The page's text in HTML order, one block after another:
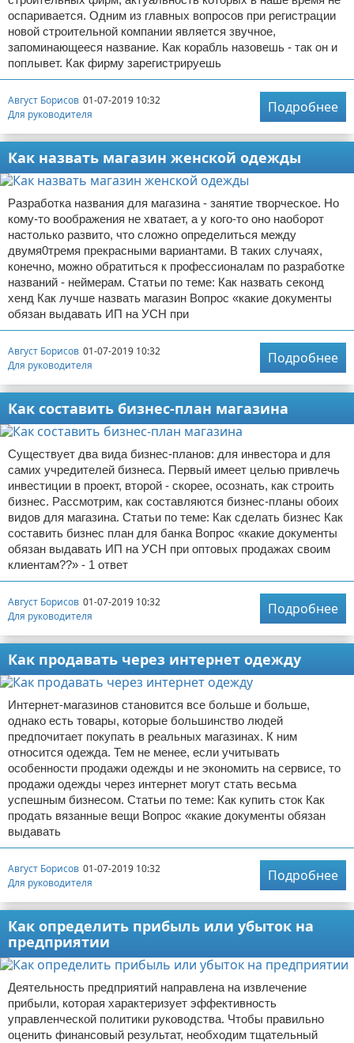
оспаривается. Одним из главных вопросов при регистрации
новой строительной компании является звучное,
запоминающееся название. Как корабль назовешь - так он и
поплывет. Как фирму зарегистрируешь
Август Борисов 01-07-2019 10:32
Для руководителя
Подробнее
Как назвать магазин женской одежды
Разработка названия для магазина - занятие творческое. Но
кому-то воображения не хватает, а у кого-то оно наоборот
настолько развито, что сложно определиться между
двумя0тремя прекрасными вариантами. В таких случаях,
конечно, можно обратиться к профессионалам по разработке
названий - неймерам. Статьи по теме: Как назвать секонд
хенд Как лучше назвать магазин Вопрос «какие документы
обязан выдавать ИП на УСН при
Август Борисов 01-07-2019 10:32
Для руководителя
Подробнее
Как составить бизнес-план магазина
Существует два вида бизнес-планов: для инвестора и для
самих учредителей бизнеса. Первый имеет целью привлечь
инвестиции в проект, второй - скорее, осознать, как строить
бизнес. Рассмотрим, как составляются бизнес-планы обоих
видов для магазина. Статьи по теме: Как сделать бизнес Как
составить бизнес план для банка Вопрос «какие документы
обязан выдавать ИП на УСН при оптовых продажах своим
клиентам??» - 1 ответ
Август Борисов 01-07-2019 10:32
Для руководителя
Подробнее
Как продавать через интернет одежду
Интернет-магазинов становится все больше и больше,
однако есть товары, которые большинство людей
предпочитает покупать в реальных магазинах. К ним
относится одежда. Тем не менее, если учитывать
особенности продажи одежды и не экономить на сервисе, то
продажи одежды через интернет могут стать весьма
успешным бизнесом. Статьи по теме: Как купить сток Как
продать вязанные вещи Вопрос «какие документы обязан
выдавать
Август Борисов 01-07-2019 10:32
Для руководителя
Подробнее
Как определить прибыль или убыток на
предприятии
Деятельность предприятий направлена на извлечение
прибыли, которая характеризует эффективность
управленческой политики руководства. Чтобы правильно
оценить финансовый результат, необходим тщательный